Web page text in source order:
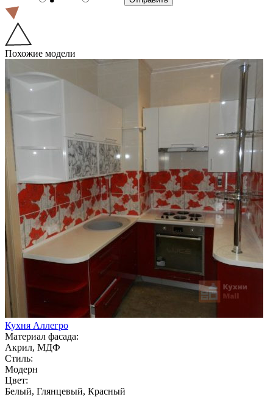
Похожие модели
Кухня Аллегро
Материал фасада:
Акрил, МДФ
Стиль:
Модерн
Цвет:
Белый, Глянцевый, Красный